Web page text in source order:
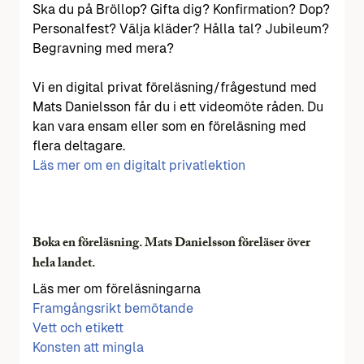
Ska du på Bröllop? Gifta dig? Konfirmation? Dop?
Personalfest? Välja kläder? Hålla tal? Jubileum?
Begravning med mera?
Vi en digital privat föreläsning/frågestund med
Mats Danielsson får du i ett videomöte råden. Du
kan vara ensam eller som en föreläsning med
flera deltagare.
Läs mer om en digitalt privatlektion
Boka en föreläsning. Mats Danielsson föreläser över
hela landet.
Läs mer om föreläsningarna
Framgångsrikt bemötande
Vett och etikett
Konsten att mingla